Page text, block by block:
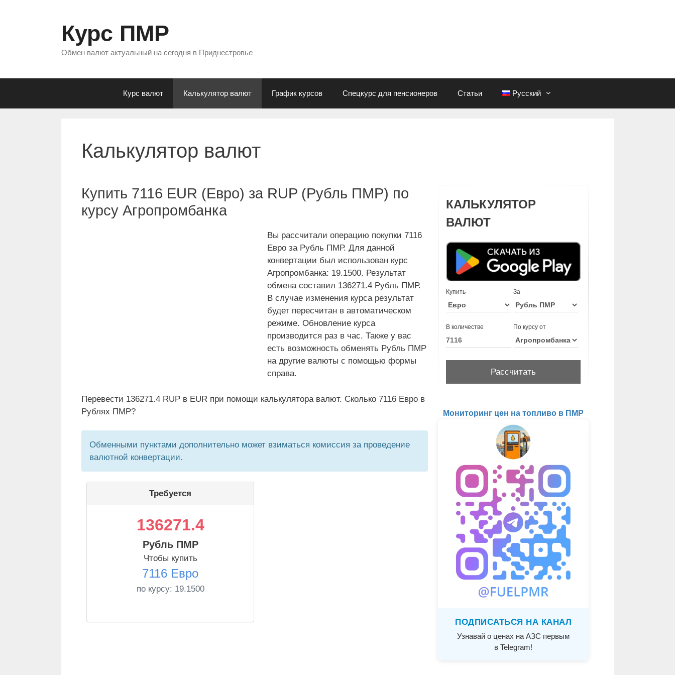
Курс ПМР
Обмен валют актуальный на сегодня в Приднестровье
Курс валют Калькулятор валют График курсов Спецкурс для пенсионеров Статьи Русский
Калькулятор валют
Купить 7116 EUR (Евро) за RUP (Рубль ПМР) по
курсу Агропромбанка
Вы рассчитали операцию покупки 7116
Евро за Рубль ПМР. Для данной
конвертации был использован курс
Агропромбанка: 19.1500. Результат
обмена составил 136271.4 Рубль ПМР.
В случае изменения курса результат
будет пересчитан в автоматическом
режиме. Обновление курса
производится раз в час. Также у вас
есть возможность обменять Рубль ПМР
на другие валюты с помощью формы
справа.
Перевести 136271.4 RUP в EUR при помощи калькулятора валют. Сколько 7116 Евро в
Рублях ПМР?
Обменными пунктами дополнительно может взиматься комиссия за проведение
валютной конвертации.
Требуется
136271.4
Рубль ПМР
Чтобы купить
7116 Евро
по курсу: 19.1500
КАЛЬКУЛЯТОР
ВАЛЮТ
Купить За
В количестве По курсу от
Мониторинг цен на топливо в ПМР
ПОДПИСАТЬСЯ НА КАНАЛ
Узнавай о ценах на АЗС первым
в Telegram!